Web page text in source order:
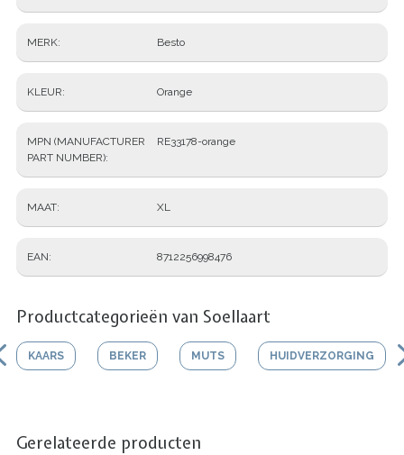
MERK Besto
KLEUR Orange
MPN (MANUFACTURER
PART NUMBER)
RE33178-orange
MAAT XL
EAN 8712256998476
Productcategorieën van Soellaart
KAARS BEKER MUTS HUIDVERZORGING
Gerelateerde producten